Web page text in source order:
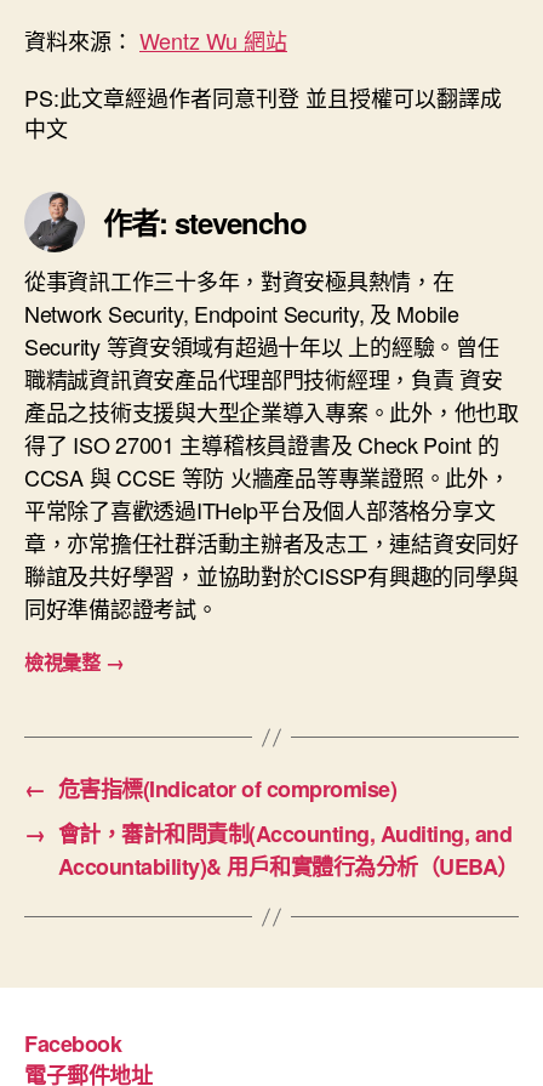
資料來源： Wentz Wu 網站
PS:此文章經過作者同意刊登 並且授權可以翻譯成
中文
作者: stevencho
從事資訊工作三十多年，對資安極具熱情，在
Network Security, Endpoint Security, 及 Mobile
Security 等資安領域有超過十年以 上的經驗。曾任
職精誠資訊資安產品代理部門技術經理，負責 資安
產品之技術支援與大型企業導入專案。此外，他也取
得了 ISO 27001 主導稽核員證書及 Check Point 的
CCSA 與 CCSE 等防 火牆產品等專業證照。此外，
平常除了喜歡透過ITHelp平台及個人部落格分享文
章，亦常擔任社群活動主辦者及志工，連結資安同好
聯誼及共好學習，並協助對於CISSP有興趣的同學與
同好準備認證考試。
檢視彙整 →
← 危害指標(Indicator of compromise)
→ 會計，審計和問責制(Accounting, Auditing, and
Accountability)& 用戶和實體行為分析（UEBA）
Facebook
電子郵件地址